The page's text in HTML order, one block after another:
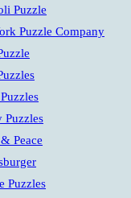
Puzzle
Puzzle Company
Puzzles
Peace
Puzzles